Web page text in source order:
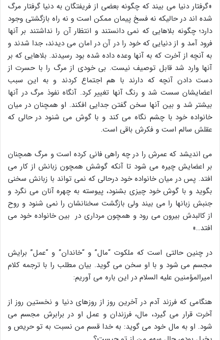
«گرفتار دنیا می بیند که چگونه بعضی از فریفتگان به دنیا گرفتار مرگ
شده اند در حالیکه نه فسخ پیمان ممکن است و نه راه بازگشتی وجود
دارد؛ چگونه بلاهایی که نمی دانستند و انتظار آن را نداشتند بر آنها
فرود آمد و از دنیایی که خود را در آن در امان می دیدند، جدا شدند و
به آنچه از آخرت که به آنها وعده داده شده بود رسیدند. بلاهایی که بر
آنها وارد شد قابل توصیف نیست. بی خودی از مرگ را با حسرت از
دست دادن آنچه که دارند با هم اجتماع کردند و به این سبب
اعضایشان سست شد و رنگ آنها تغییر کرد. آنگاه نفوذ مرگ در آنها
بیشتر شد و بین آنها سخن گفتن جدایی افکند. او همچنان در میان
خانواده خود با چشم نگاه می کند و با گوش می شنود در حالی که
عقلش سالم است و فکرش باقی است.
می اندیشد که عمرش را در چه راهی فانی کرده است و مرگ همچنان
بر اعضایش چیره می شود تا آنکه گوشش همچون زبانش از کار می
افتد. پس در میان خانواده خود درحالی که نمی تواند با زبانش سخنی
بگوید و با گوش خود چیزی بشنود، پیوسته به چهره آنان می نگرد و
جنبش زبانها را می بیند ولی بازگشت سخنانشان را نمی شنود و روح
از کالبدش بیرون می رود و همچون مرداری در بین خانواده خود می
افتد…»
در چنین حالتی است که ملکوت “مال” و “خاندان” و “عمل” برایش
مجسم می شود و با او سخن می گوید. بیان مطلب را با ترجمه کلام
امیرالمؤمنین علیه السلام در این باره می آوریم:
هنگامی که فرزند آدم در آخرین روز از روزهای دنیا و نخستین روز از
آخرت قرار می گیرد، مال، فرزندان و عمل او در برابرش مجسم می
شود. او به مال خود می گوید: به خدا قسم من نسبت به تو حریص و